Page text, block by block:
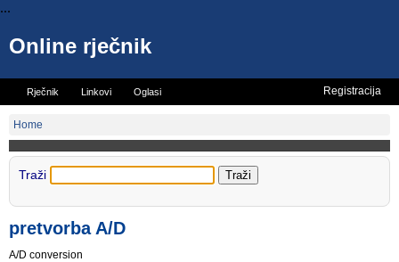
...
Online rječnik
Rječnik Linkovi Oglasi Registracija
Home
Traži
pretvorba A/D
A/D conversion